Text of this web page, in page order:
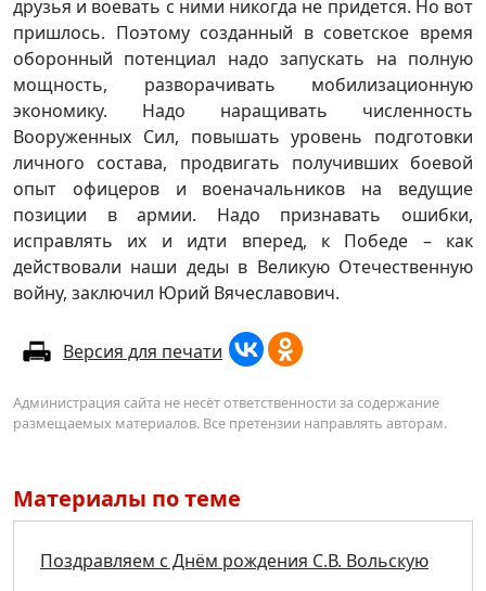
друзья и воевать с ними никогда не придется. Но вот
пришлось. Поэтому созданный в советское время
оборонный потенциал надо запускать на полную
мощность, разворачивать мобилизационную
экономику. Надо наращивать численность
Вооруженных Сил, повышать уровень подготовки
личного состава, продвигать получивших боевой
опыт офицеров и военачальников на ведущие
позиции в армии. Надо признавать ошибки,
исправлять их и идти вперед, к Победе – как
действовали наши деды в Великую Отечественную
войну, заключил Юрий Вячеславович.
Версия для печати
Администрация сайта не несёт ответственности за содержание
размещаемых материалов. Все претензии направлять авторам.
Материалы по теме
Поздравляем с Днём рождения С.В. Вольскую